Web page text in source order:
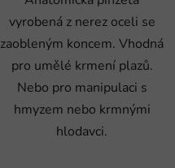
vyrobená z nerez oceli se
zaobleným koncem. Vhodná
pro umělé krmení plazů.
Nebo pro manipulaci s
hmyzem nebo krmnými
hlodavci.